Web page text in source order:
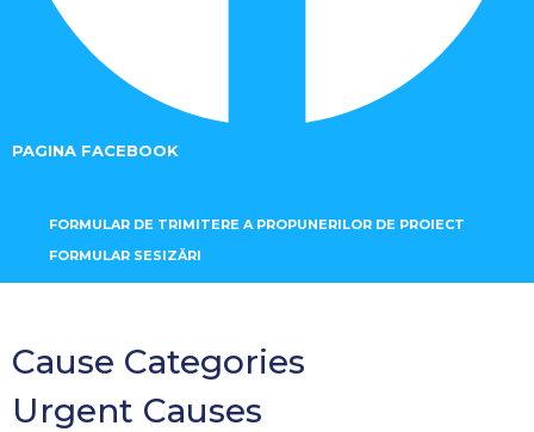
PAGINA FACEBOOK
FORMULAR DE TRIMITERE A PROPUNERILOR DE PROIECT
FORMULAR SESIZĂRI
Cause Categories
Urgent Causes